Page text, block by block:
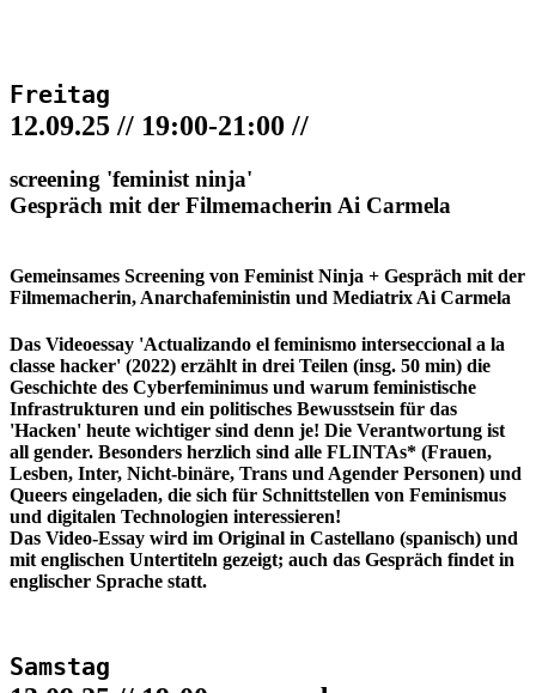
Freitag
12.09.25 // 19:00-21:00 //
screening 'feminist ninja'
Gespräch mit der Filmemacherin Ai Carmela
Gemeinsames Screening von Feminist Ninja + Gespräch mit der
Filmemacherin, Anarchafeministin und Mediatrix Ai Carmela
Das Videoessay 'Actualizando el feminismo interseccional a la
classe hacker' (2022) erzählt in drei Teilen (insg. 50 min) die
Geschichte des Cyberfeminimus und warum feministische
Infrastrukturen und ein politisches Bewusstsein für das
'Hacken' heute wichtiger sind denn je! Die Verantwortung ist
all gender. Besonders herzlich sind alle FLINTAs* (Frauen,
Lesben, Inter, Nicht-binäre, Trans und Agender Personen) und
Queers eingeladen, die sich für Schnittstellen von Feminismus
und digitalen Technologien interessieren!
Das Video-Essay wird im Original in Castellano (spanisch) und
mit englischen Untertiteln gezeigt; auch das Gespräch findet in
englischer Sprache statt.
Samstag